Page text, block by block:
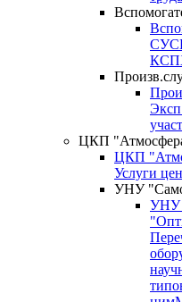
СУС
КСП
ЦКП
ЦКП
Услуги
УНУ
УНУ